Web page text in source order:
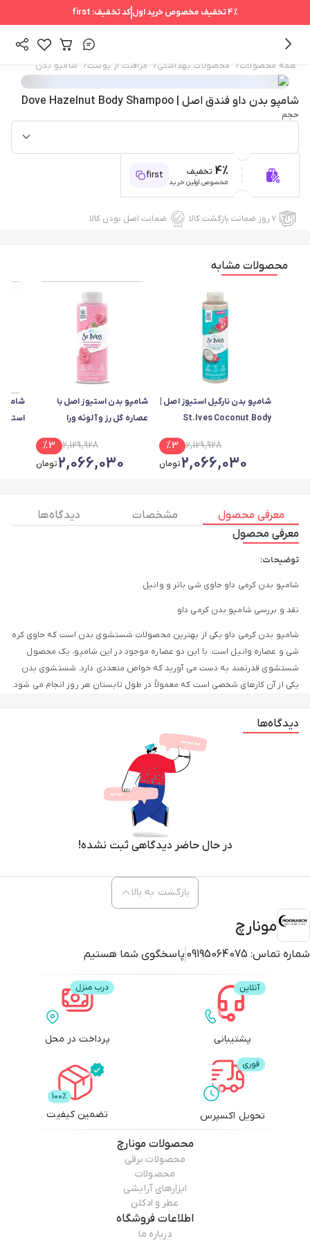
4%تخفیف مخصوص خرید اولکد تخفیف: first
همه محصولات/ محصولات بهداشتی/ مراقبت از پوست/ شامپو بدن
شامپو بدن داو فندق اصل | Dove Hazelnut Body Shampoo
حجم
4% تخفیف
مخصوص اولین خرید
first
۷ روز ضمانت بازگشت کالا ضمانت اصل بودن کالا
محصولات مشابه
St.Ives Coconut Body
2,129,928
%3
2,066,030تومان
شامپو بدن استیوز اصل با
عصاره گل رز و آلوئه ورا
2,129,928
%3
2,066,030تومان
شامپو
استیوز
معرفی محصول مشخصات
دیدگاه ها
معرفی محصول
توضیحات:
شامپو بدن کرمی داو حاوی شی باتر و وانیل
نقد و بررسی شامپو بدن کرمی داو
شامپو بدن کرمی داو یکی از بهترین محصولات شستشوی بدن است که حاوی کره
شی و عصاره وانیل است. با این دو عصاره موجود در این شامپو، یک محصول
شستشوی قدرتمند به دست می آورید که خواص متعددی دارد. شستشوی بدن
یکی از آن کارهای شخصی است که معمولاً در طول تابستان هر روز انجام می شود.
در برخی موارد منجر به بیماری های پوستی می شوند.
شامپو بدن کرمی داو علاوه بر پاکسازی پوست، عملکردهای بسیار دیگری نیز دارد.
این محصول می تواند پوستی تمیز و بدون باکتری را برای شما به ارمغان بیاورد.
بعد از استفاده حس خوشایندی می دهد. شامپو بدن کرمی داو برای انواع پوست
کره شی یک روغن جامد است که از آجیل درخت شی آفریقایی به دست می آید.
اولئیک، استئاریک و لینولئیک است. با وجود این ترکیبات، مواد مغذی لازم برای
کرمی dv وجود دارد.
فواید عصاره شی باتر برای پوست
شود. شی باتر ماده ای طبیعی برای پیشگیری و درمان آکنه و جوش است و می
توان از آن برای پاکسازی و لایه برداری پوست استفاده کرد. علاوه بر این، شی باتر
برای کاهش چین و چروک، جوانسازی پوست و درمان اگزما و پسوریازیس موثر
فواید عصاره وانیل برای پوست
وانیل که به نام وانیل یا برگ قمار نیز شناخته می شود، گیاهی بارده از خانواده
روباهی است که دارای گل های سفید و زرد است. در واقع وانیل نوعی گل ارکیده
است و پودر وانیل قهوه ای طبیعی پس از خشک شدن غلاف های لوبیایی شکل
وانیل دارای خواص ضد باکتریایی و ضد التهابی است. باکتری های پوست را که
باعث التهاب و آکنه می شوند را از بین می برد. در بسیاری از موارد به درمان آکنه
و جوش و آکنه روی صورت کمک می کند.
وانیل سرشار از آنتی اکسیدان هایی است که رادیکال های آزاد را در پوست کاهش
می دهد. همچنین به رفع چین و چروک های پوست و دور چشم کمک می کند و
دیدگاه‌ها
در حال حاضر دیدگاهی ثبت نشده!
مونارچ
شماره تماس: 09195064075 پاسخگوی شما هستیم
بازگشت به بالا
پشتیبانی پرداخت در محل
تحویل اکسپرس تضمین کیفیت
محصولاتمونارچ
محصولات برقی
محصولات
ابزارهای آرایشی
عطر و ادکلن
اطلاعات فروشگاه
درباره ما